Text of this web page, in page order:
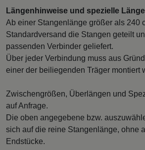
Längenhinweise und spezielle
Ab einer Stangenlänge größer als 240
Standardversand die Stangen geteilt
passenden Verbinder geliefert.
Über jeder Verbindung muss aus
einer der beiliegenden Träger montiert
Zwischengrößen, Überlängen und
auf Anfrage.
Die oben angegebene bzw.
sich auf die reine Stangenlänge, ohne
Endstücke.